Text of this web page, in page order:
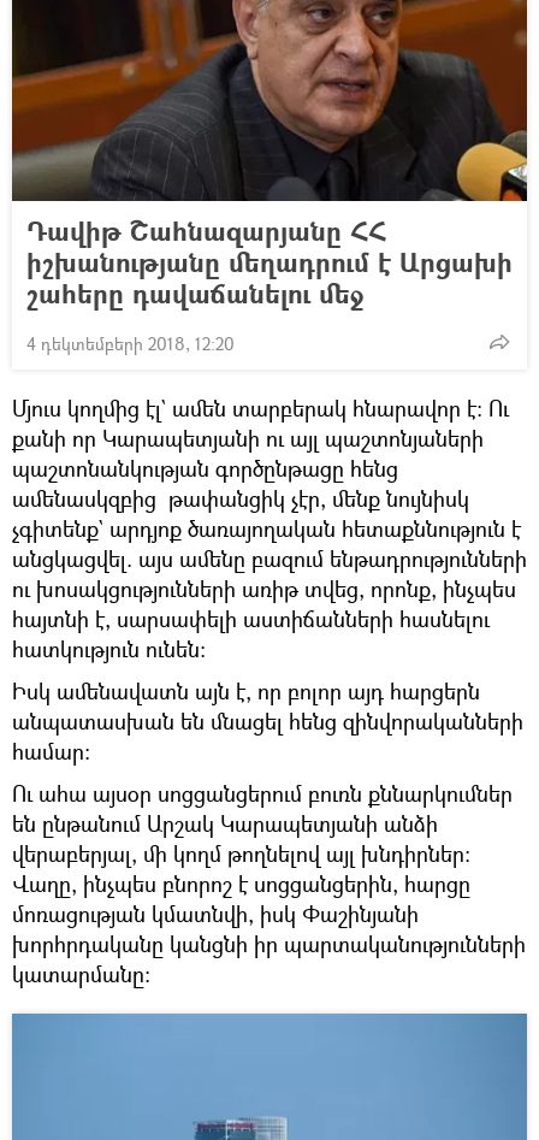
Դավիթ Շահնազարյանը ՀՀ
իշխանությանը մեղադրում է Արցախի
շահերը դավաճանելու մեջ
4 դեկտեմբերի 2018, 12:20
Մյուս կողմից էլ` ամեն տարբերակ հնարավոր է։ Ու
քանի որ Կարապետյանի ու այլ պաշտոնյաների
պաշտոնանկության գործընթացը հենց
ամենասկզբից թափանցիկ չէր, մենք նույնիսկ
չգիտենք` արդյոք ծառայողական հետաքննություն է
անցկացվել. այս ամենը բազում ենթադրությունների
ու խոսակցությունների առիթ տվեց, որոնք, ինչպես
հայտնի է, սարսափելի աստիճանների հասնելու
հատկություն ունեն։
Իսկ ամենավատն այն է, որ բոլոր այդ հարցերն
անպատասխան են մնացել հենց զինվորականների
համար։
Ու ահա այսօր սոցցանցերում բուռն քննարկումներ
են ընթանում Արշակ Կարապետյանի անձի
վերաբերյալ, մի կողմ թողնելով այլ խնդիրներ։
Վաղը, ինչպես բնորոշ է սոցցանցերին, հարցը
մոռացության կմատնվի, իսկ Փաշինյանի
խորհրդականը կանցնի իր պարտականությունների
կատարմանը։